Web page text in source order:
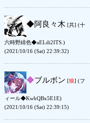
◆阿良々木 [共] (十
六時野緋色◆aELdi2ITS.)
(2021/10/16 (Sat) 22:39:32)
◆ブルボン [狼] (フ
ィール◆KwbQBx5E1E)
(2021/10/16 (Sat) 22:39:15)